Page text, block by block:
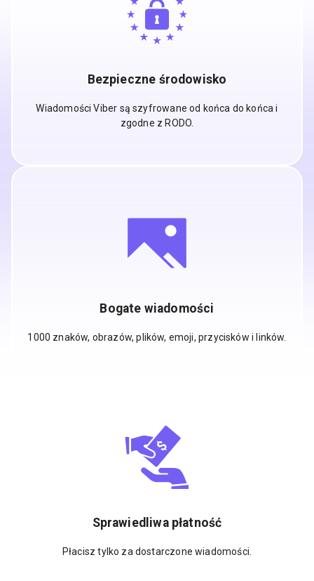
Bezpieczne środowisko
Wiadomości Viber są szyfrowane od końca do końca i
zgodne z RODO.
Bogate wiadomości
1000 znaków, obrazów, plików, emoji, przycisków i linków.
Sprawiedliwa płatność
Płacisz tylko za dostarczone wiadomości.